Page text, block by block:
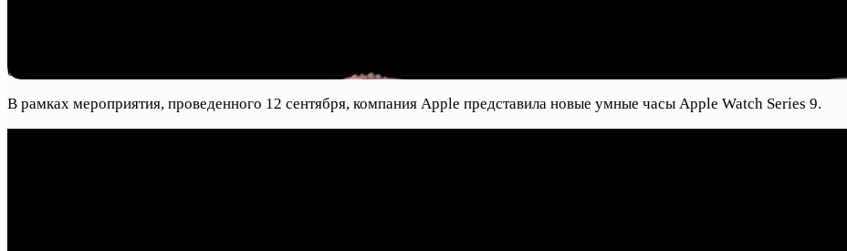
0
В рамках мероприятия, проведенного 12 сентября, компания Apple представила новые умные часы Apple Watch Series 9.